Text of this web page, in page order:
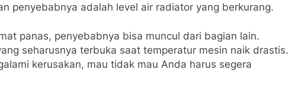
penyebabnya adalah level air radiator yang berkurang.
panas, penyebabnya bisa muncul dari bagian lain.
seharusnya terbuka saat temperatur mesin naik drastis.
kerusakan, mau tidak mau Anda harus segera